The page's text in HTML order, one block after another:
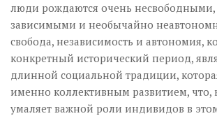
люди рождаются очень несвободными,
зависимыми и необычайно
свобода, независимость и автономия,
конкретный исторический период,
длинной социальной традиции,
именно коллективным развитием, что,
умаляет важной роли индивидов в